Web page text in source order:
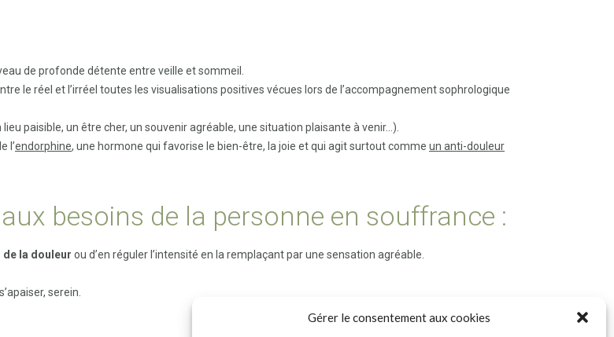
Gérer le consentement aux cookies
de profonde détente entre veille et sommeil.
le réel et l’irréel toutes les visualisations positives vécues lors de l’accompagnement sophrologique
paisible, un être cher, un souvenir agréable, une situation plaisante à venir…).
l’endorphine, une hormone qui favorise le bien-être, la joie et qui agit surtout comme un anti-douleur
besoins de la personne en souffrance :
la douleur ou d’en réguler l’intensité en la remplaçant par une sensation agréable.
serein.